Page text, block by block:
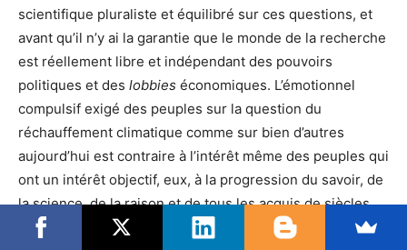
scientifique pluraliste et équilibré sur ces questions, et
avant qu’il n’y ai la garantie que le monde de la recherche
est réellement libre et indépendant des pouvoirs
politiques et des lobbies économiques. L’émotionnel
compulsif exigé des peuples sur la question du
réchauffement climatique comme sur bien d’autres
aujourd’hui est contraire à l’intérêt même des peuples qui
ont un intérêt objectif, eux, à la progression du savoir, de
la science, de la raison et de tous les acquis de siècles
de lutte pour le progrès social. Et donc à ce que les